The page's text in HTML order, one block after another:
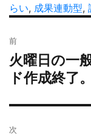
者
稿
テ
ー
らい, 成果連動型,
稿
ナ
ビ
シ
前
過
去
の
投
火曜日の一
ド作成終了
次